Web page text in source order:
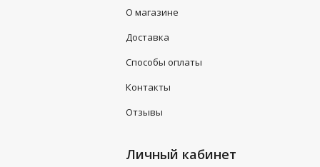
О магазине
Доставка
Способы оплаты
Контакты
Отзывы
Личный кабинет